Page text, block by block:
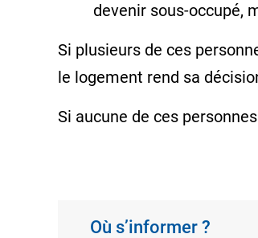
devenir sous-occupé,
Si plusieurs de ces
le logement rend sa
Si aucune de ces
Où s’informer ?